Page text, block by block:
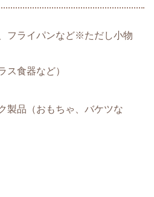
フライパンなど※ただし小物
ス食器など）
製品（おもちゃ、バケツな